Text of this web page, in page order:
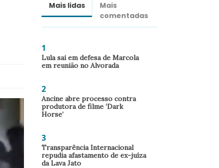
Mais lidas
Mais
comentadas
1
Lula sai em defesa de Marcola
em reunião no Alvorada
2
Ancine abre processo contra
produtora de filme ‘Dark
Horse’
3
Transparência Internacional
repudia afastamento de ex-juíza
da Lava Jato